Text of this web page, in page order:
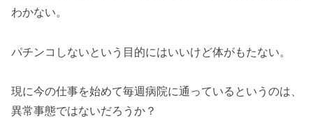
わかない。
パチンコしないという目的にはいいけど体がもたない。
現に今の仕事を始めて毎週病院に通っているというのは、
異常事態ではないだろうか？